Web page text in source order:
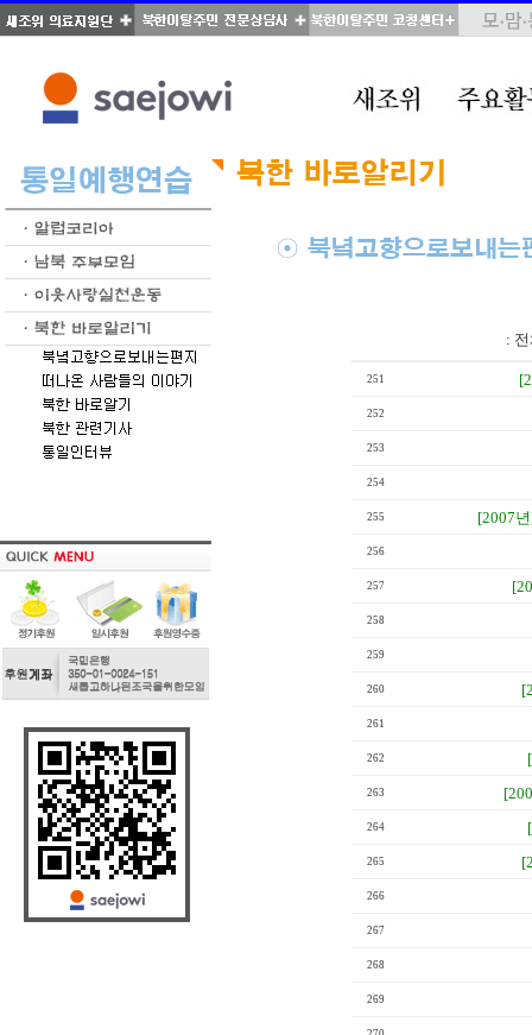
:
251
252
253
254
255 [2007
256
257
258
259
260
261
262
263
264
265
266
267
268
269